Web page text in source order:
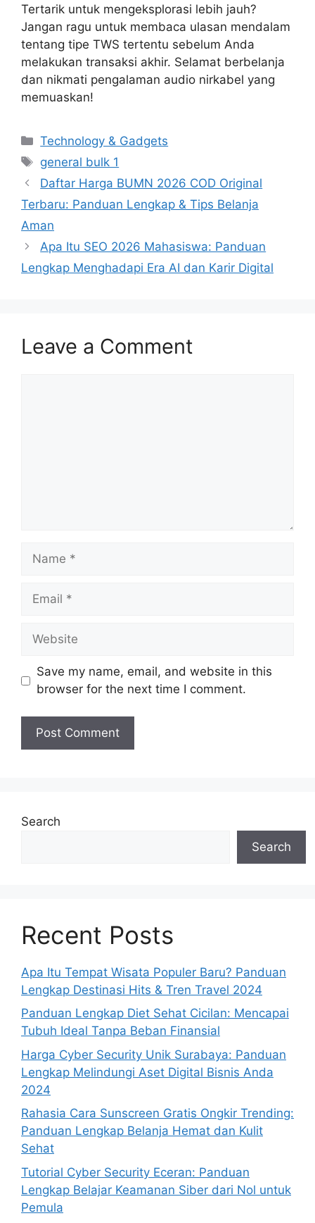
Tertarik untuk mengeksplorasi lebih jauh?
Jangan ragu untuk membaca ulasan mendalam
tentang tipe TWS tertentu sebelum Anda
melakukan transaksi akhir. Selamat berbelanja
dan nikmati pengalaman audio nirkabel yang
memuaskan!
Categories
Technology & Gadgets
Tags
general bulk 1
Daftar Harga BUMN 2026 COD Original
Terbaru: Panduan Lengkap & Tips Belanja
Aman
Apa Itu SEO 2026 Mahasiswa: Panduan
Lengkap Menghadapi Era AI dan Karir Digital
Leave a Comment
Name
Email
Website
Save my name, email, and website in this
browser for the next time I comment.
Search
Search
Recent Posts
Apa Itu Tempat Wisata Populer Baru? Panduan
Lengkap Destinasi Hits & Tren Travel 2024
Panduan Lengkap Diet Sehat Cicilan: Mencapai
Tubuh Ideal Tanpa Beban Finansial
Harga Cyber Security Unik Surabaya: Panduan
Lengkap Melindungi Aset Digital Bisnis Anda
2024
Rahasia Cara Sunscreen Gratis Ongkir Trending:
Panduan Lengkap Belanja Hemat dan Kulit
Sehat
Tutorial Cyber Security Eceran: Panduan
Lengkap Belajar Keamanan Siber dari Nol untuk
Pemula